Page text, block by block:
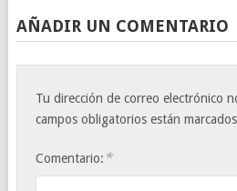
AÑADIR UN COMENTARIO
Tu dirección de correo electrónico
campos obligatorios están
Comentario: *